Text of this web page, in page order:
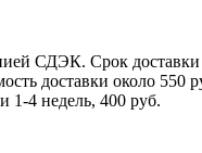
СДЭК. Срок
доставки около 550
1-4 недель, 400 руб.